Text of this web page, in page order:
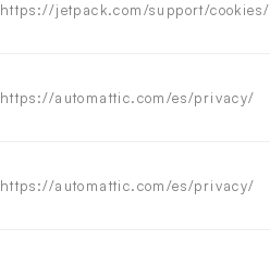
https://jetpack.com/support/cookies/
https://automattic.com/es/privacy/
https://automattic.com/es/privacy/